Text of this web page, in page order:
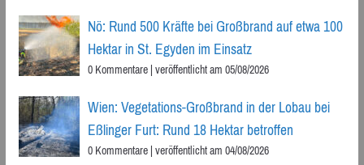
Nö: Rund 500 Kräfte bei Großbrand auf etwa 100
Hektar in St. Egyden im Einsatz
0 Kommentare|veröffentlicht am 05/08/2026
Wien: Vegetations-Großbrand in der Lobau bei
Eßlinger Furt: Rund 18 Hektar betroffen
0 Kommentare|veröffentlicht am 04/08/2026